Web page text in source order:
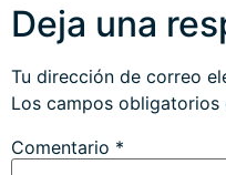
Deja una
Tu dirección de correo
Los campos obligatorios
Comentario *